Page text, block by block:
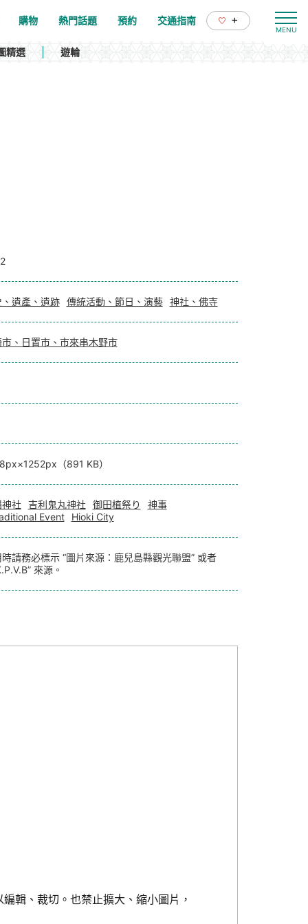
購物 熱門話題 預約 交通指南 +
精選 遊輪
、遺產、遺跡 傳統活動、節日、演藝 神社、佛寺
、日置市、市來串木野市
（891 KB）
神社 吉利鬼丸神社 御田植祭り
神事
Event
Hioki City
請務必標示 “圖片來源：鹿兒島縣觀光聯盟” 或者
來源。
輯、裁切。也禁止擴大、縮小圖片，